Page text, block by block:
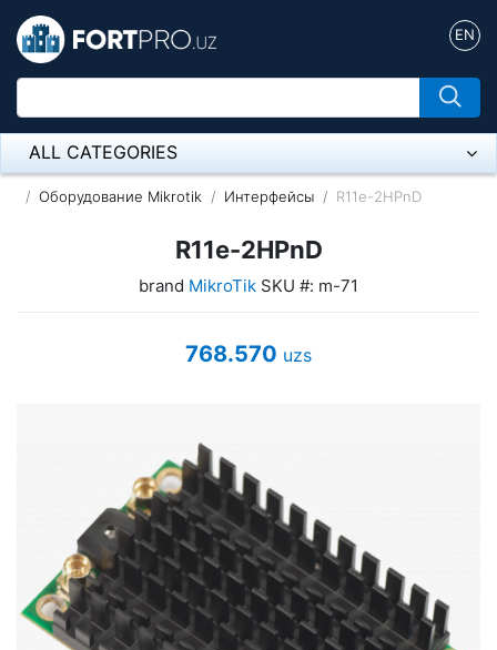
EN
ALL CATEGORIES
Микрофон
Напольные розетки
Оборудование Mikrotik
Stereo systems
Server equipment
UPS Uninterruptible Power Supply
Оборудование Mikrotik Интерфейсы R11e-2HPnD
R11e-2HPnD
brand MikroTik SKU #: m-71
768.570 uzs